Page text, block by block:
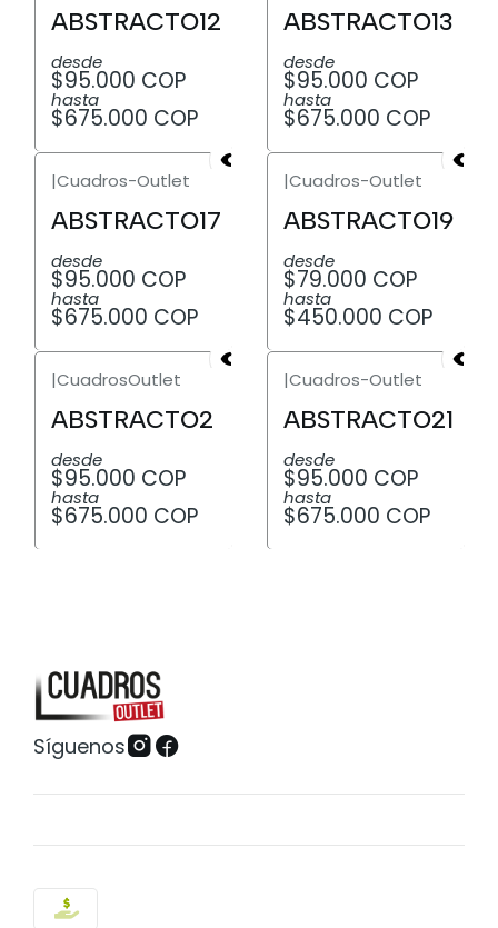
ABSTRACTO12
desde
$95.000 COP
hasta
$675.000 COP
ABSTRACTO13
desde
$95.000 COP
hasta
$675.000 COP
|Cuadros-Outlet
ABSTRACTO17
desde
$95.000 COP
hasta
$675.000 COP
|Cuadros-Outlet
ABSTRACTO19
desde
$79.000 COP
hasta
$450.000 COP
|CuadrosOutlet
ABSTRACTO2
desde
$95.000 COP
hasta
$675.000 COP
|Cuadros-Outlet
ABSTRACTO21
desde
$95.000 COP
hasta
$675.000 COP
Síguenos